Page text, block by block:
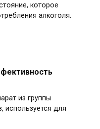
которое
алкоголя.
из группы
используется для